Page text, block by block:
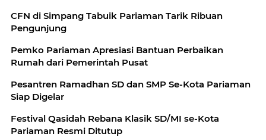
CFN di Simpang Tabuik Pariaman Tarik Ribuan
Pengunjung
Pemko Pariaman Apresiasi Bantuan Perbaikan
Rumah dari Pemerintah Pusat
Pesantren Ramadhan SD dan SMP Se-Kota Pariaman
Siap Digelar
Festival Qasidah Rebana Klasik SD/MI se-Kota
Pariaman Resmi Ditutup